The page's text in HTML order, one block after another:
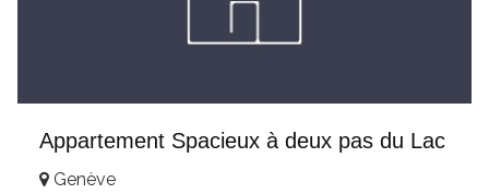
Appartement Spacieux à deux pas du Lac
Genève